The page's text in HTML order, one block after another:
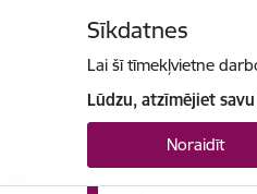
Sīkdatnes
Lai šī tīmekļvietne
Lūdzu, atzīmējiet
Noraidīt